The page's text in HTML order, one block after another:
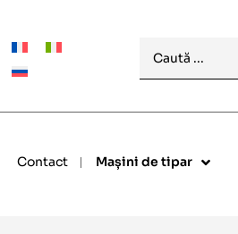
Contact Mașini de tipar